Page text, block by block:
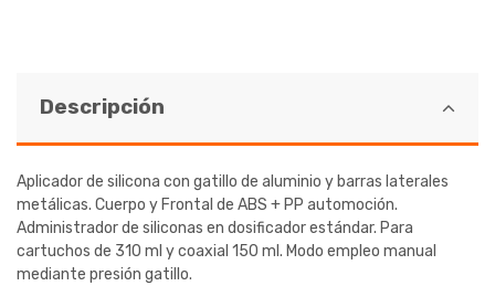
Descripción
Aplicador de silicona con gatillo de aluminio y barras laterales
metálicas. Cuerpo y Frontal de ABS + PP automoción.
Administrador de siliconas en dosificador estándar. Para
cartuchos de 310 ml y coaxial 150 ml. Modo empleo manual
mediante presión gatillo.